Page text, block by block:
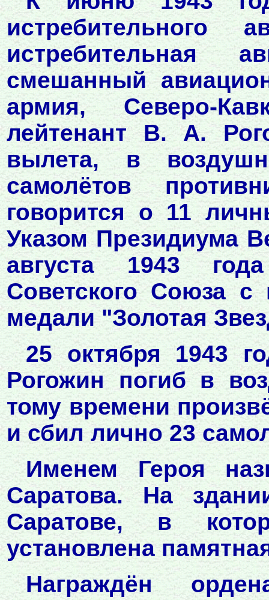
истребительного
истребительная
смешанный
армия, Северо-
лейтенант В. А.
вылета, в
самолётов
говорится о 11
Указом Президиума
августа 1943
Советского Союза
медали "Золотая
25 октября 1943
Рогожин погиб в
тому времени
и сбил лично 23
Именем Героя
Саратова. На
Саратове, в
установлена
Награждён